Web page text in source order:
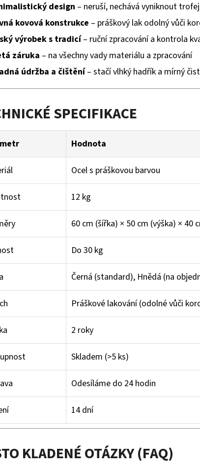
design – neruší, nechává vyniknout trofej
kovová konstrukce – práškový lak odolný vůči
výrobek s tradicí– ruční zpracování a kontrola
záruka – na všechny vady materiálu a zpracování
údržba a čištění– stačí vlhký hadřík a mírný
SPECIFIKACE
Hodnota
Ocel s práškovou barvou
12 kg
60 cm (šířka) × 50 cm (výška) × 40
Do 30 kg
Černá (standard), Hnědá (na
Práškové lakování (odolné vůči
2 roky
Skladem (>5 ks)
Odesíláme do 24 hodin
14 dní
KLADENÉ OTÁZKY (FAQ)